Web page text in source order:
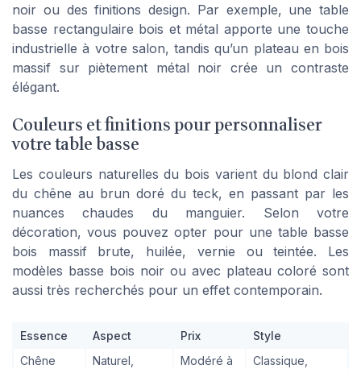
noir ou des finitions design. Par exemple, une table
basse rectangulaire bois et métal apporte une touche
industrielle à votre salon, tandis qu’un plateau en bois
massif sur piètement métal noir crée un contraste
élégant.
Couleurs et finitions pour personnaliser
votre table basse
Les couleurs naturelles du bois varient du blond clair
du chêne au brun doré du teck, en passant par les
nuances chaudes du manguier. Selon votre
décoration, vous pouvez opter pour une table basse
bois massif brute, huilée, vernie ou teintée. Les
modèles basse bois noir ou avec plateau coloré sont
aussi très recherchés pour un effet contemporain.
Essence Aspect Prix
Style
Chêne
Naturel,
Modéré à
Classique,